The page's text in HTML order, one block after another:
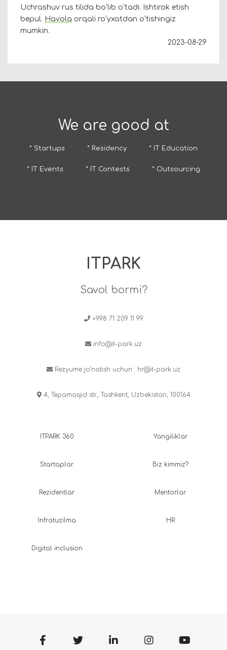
Uchrashuv rus tilida boʻlib oʻtadi. Ishtirok etish
bepul. Havola orqali roʻyxatdan oʻtishingiz
mumkin.
2023-08-29
We are good at
* Startups * Residency * IT Education
* IT Events * IT Contests * Outsourcing
ITPARK
Savol bormi?
+998 71 209 11 99
info@it-park.uz
Rezyume jo‘natish uchun : hr@it-park.uz
4, Tepamasjid str., Tashkent, Uzbekistan, 100164
ITPARK 360
Startaplar
Rezidentlar
Infratuzilma
Digital inclusion
Yangiliklar
Biz kimmiz?
Mentorlar
HR